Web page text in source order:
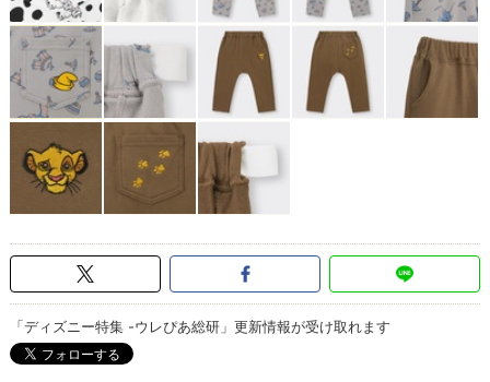
「ディズニー特集 -ウレぴあ総研」更新情報が受け取れます